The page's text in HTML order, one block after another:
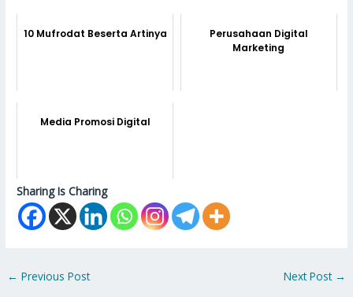
10 Mufrodat Beserta Artinya
Perusahaan Digital
Marketing
Media Promosi Digital
Sharing Is Charing
← Previous Post Next Post →